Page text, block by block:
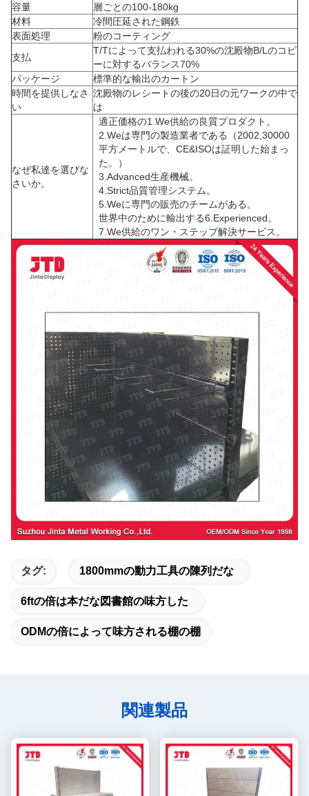
容量
層ごとの100-180kg
材料
冷間圧延された鋼鉄
表面処理
粉のコーティング
支払
T/Tによって支払われる30%の沈殿物B/Lのコピ
ーに対するバランス70%
パッケージ
標準的な輸出のカートン
時間を提供しなさ
い
沈殿物のレシートの後の20日の元ワークの中で
は
なぜ私達を選びな
さいか。
適正価格の1.We供給の良質プロダクト。
2.Weは専門の製造業者である（2002,30000
平方メートルで、CE&ISOは証明した始まっ
た。）
3.Advanced生産機械。
4.Strict品質管理システム。
5.Weに専門の販売のチームがある。
世界中のために輸出する6.Experienced。
7.We供給のワン・ステップ解決サービス。
タグ: 1800mmの動力工具の陳列だな
6ftの倍は本だな図書館の味方した
ODMの倍によって味方される棚の棚
関連製品